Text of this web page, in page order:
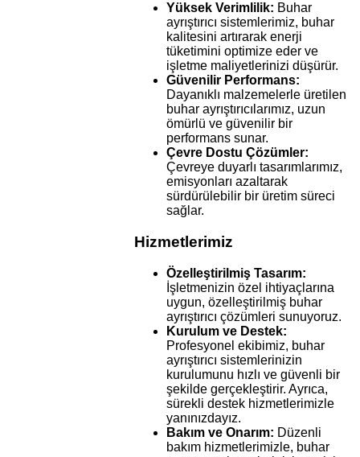
Yüksek Verimlilik: Buhar
ayrıştırıcı sistemlerimiz, buhar
kalitesini artırarak enerji
tüketimini optimize eder ve
işletme maliyetlerinizi düşürür.
Güvenilir Performans:
Dayanıklı malzemelerle üretilen
buhar ayrıştırıcılarımız, uzun
ömürlü ve güvenilir bir
performans sunar.
Çevre Dostu Çözümler:
Çevreye duyarlı tasarımlarımız,
emisyonları azaltarak
sürdürülebilir bir üretim süreci
sağlar.
Hizmetlerimiz
Özelleştirilmiş Tasarım:
İşletmenizin özel ihtiyaçlarına
uygun, özelleştirilmiş buhar
ayrıştırıcı çözümleri sunuyoruz.
Kurulum ve Destek:
Profesyonel ekibimiz, buhar
ayrıştırıcı sistemlerinizin
kurulumunu hızlı ve güvenli bir
şekilde gerçekleştirir. Ayrıca,
sürekli destek hizmetlerimizle
yanınızdayız.
Bakım ve Onarım: Düzenli
bakım hizmetlerimizle, buhar